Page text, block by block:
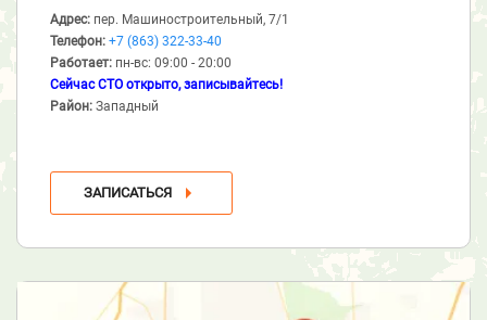
Адрес: пер. Машиностроительный, 7/1
Телефон: +7 (863) 322-33-40
Работает: пн-вс: 09:00 - 20:00
Сейчас СТО открыто, записывайтесь!
Район: Западный
ЗАПИСАТЬСЯ